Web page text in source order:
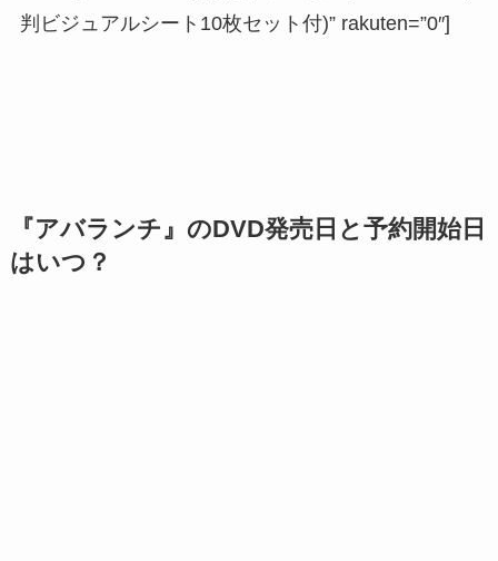
判ビジュアルシート10枚セット付)” rakuten=”0″]
『アバランチ』のDVD発売日と予約開始日
はいつ？